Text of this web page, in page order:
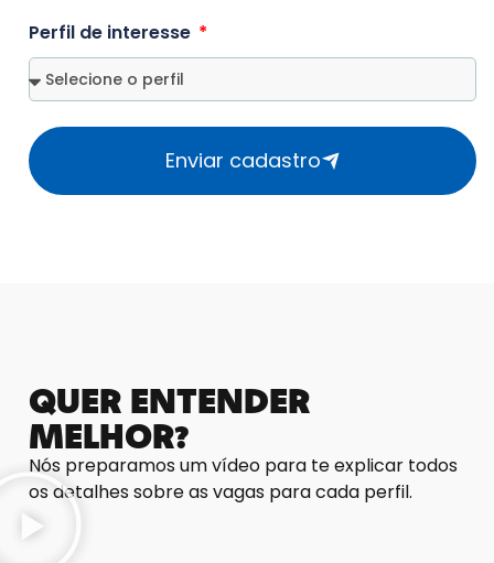
Perfil de interesse
Enviar cadastro
QUER ENTENDER
MELHOR?
Nós preparamos um vídeo para te explicar todos
os detalhes sobre as vagas para cada perfil.